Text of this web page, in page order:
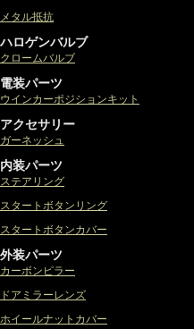
メタル抵抗
ハロゲンバルブ
クロームバルブ
電装パーツ
ウインカーポジションキット
アクセサリー
ガーネッシュ
内装パーツ
ステアリング
スタートボタンリング
スタートボタンカバー
外装パーツ
カーボンピラー
ドアミラーレンズ
ホイールナットカバー